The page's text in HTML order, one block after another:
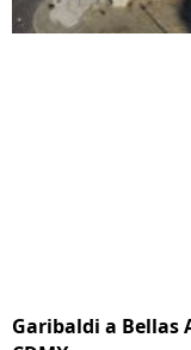
Garibaldi a Bellas